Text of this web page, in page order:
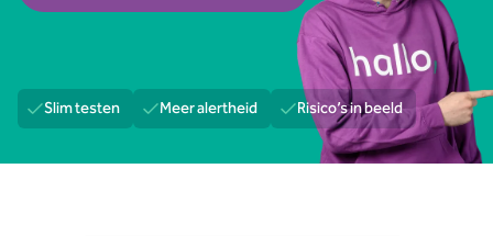
Slim testen Meer alertheid Risico’s in beeld